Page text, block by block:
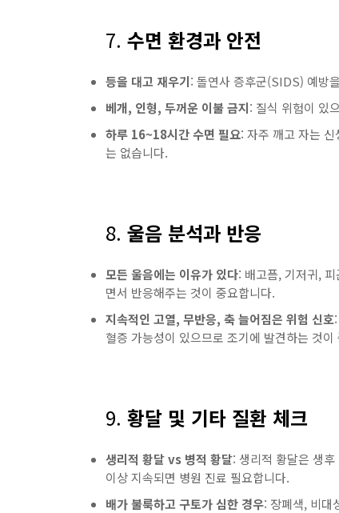
7. 수면 환경과 안전
등을 대고 재우기: 돌연사 증후군(SIDS) 예방
베개, 인형, 두꺼운 이불 금지: 질식 위험이 있
하루 16~18시간 수면 필요: 자주 깨고 자는
는 없습니다.
8. 울음 분석과 반응
모든 울음에는 이유가 있다: 배고픔, 기저귀,
면서 반응해주는 것이 중요합니다.
지속적인 고열, 무반응, 축 늘어짐은 위험 신호
혈증 가능성이 있으므로 조기에 발견하는 것이
9. 황달 및 기타 질환 체크
생리적 황달 vs 병적 황달: 생리적 황달은 생
이상 지속되면 병원 진료 필요합니다.
배가 불룩하고 구토가 심한 경우: 장폐색, 비대